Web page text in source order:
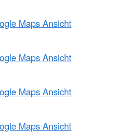
Maps Ansicht
Maps Ansicht
Maps Ansicht
Maps Ansicht